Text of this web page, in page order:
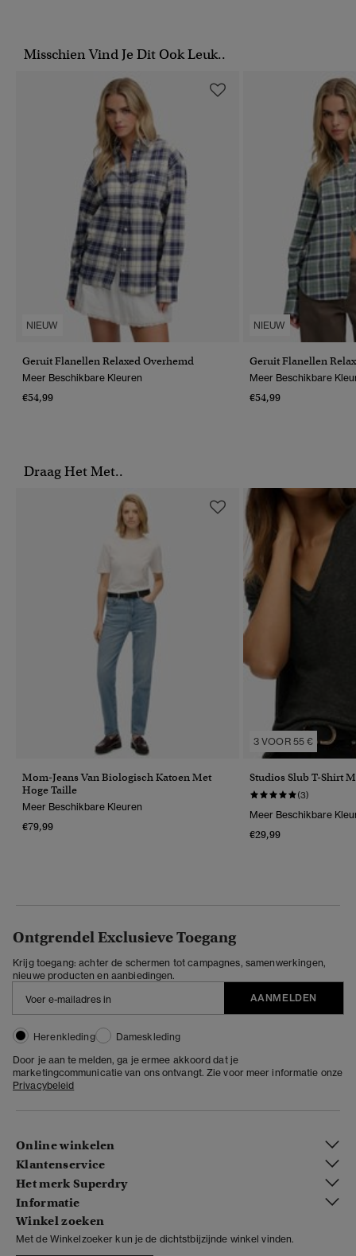
Misschien Vind Je Dit Ook Leuk..
NIEUW
Geruit Flanellen Relaxed Overhemd
Meer Beschikbare Kleuren
€54,99
NIEUW
Geruit Flanellen
Meer Beschikbare
€54,99
Draag Het Met..
Mom-Jeans Van Biologisch Katoen Met
Hoge Taille
Meer Beschikbare Kleuren
€79,99
3 VOOR 55 €
Studios Slub T-Shirt
(3)
Meer Beschikbare
€29,99
Ontgrendel Exclusieve Toegang
Krijg toegang: achter de schermen tot campagnes, samenwerkingen,
nieuwe producten en aanbiedingen.
AANMELDEN
Herenkleding
Dameskleding
Door je aan te melden, ga je ermee akkoord dat je
marketingcommunicatie van ons ontvangt. Zie voor meer informatie onze
Privacybeleid
Online winkelen
Klantenservice
Het merk Superdry
Informatie
Winkel zoeken
Met de Winkelzoeker kun je de dichtstbijzijnde winkel vinden.